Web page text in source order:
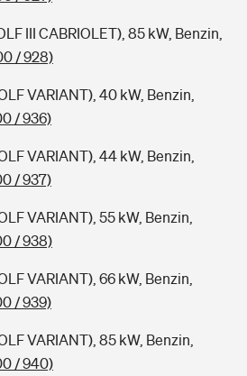
III CABRIOLET), 85 kW, Benzin,
/ 928)
VARIANT), 40 kW, Benzin,
/ 936)
VARIANT), 44 kW, Benzin,
/ 937)
VARIANT), 55 kW, Benzin,
/ 938)
VARIANT), 66 kW, Benzin,
/ 939)
VARIANT), 85 kW, Benzin,
/ 940)